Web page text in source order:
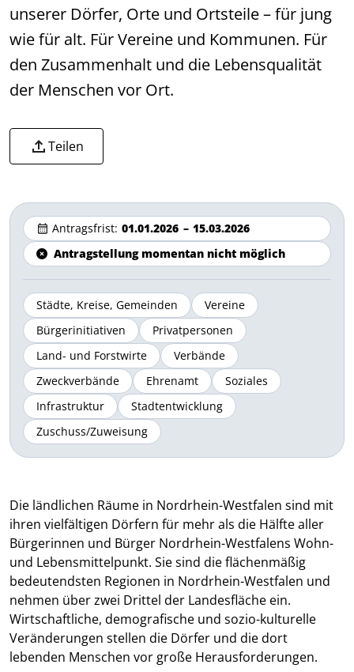
unserer Dörfer, Orte und Ortsteile – für jung
wie für alt. Für Vereine und Kommunen. Für
den Zusammenhalt und die Lebensqualität
der Menschen vor Ort.
Teilen
Antragsfrist: 01.01.2026 – 15.03.2026
Antragstellung momentan nicht möglich
Städte, Kreise, Gemeinden
Vereine
Bürgerinitiativen
Privatpersonen
Land- und Forstwirte
Verbände
Zweckverbände
Ehrenamt
Soziales
Infrastruktur
Stadtentwicklung
Zuschuss/Zuweisung
Die ländlichen Räume in Nordrhein-Westfalen sind mit
ihren vielfältigen Dörfern für mehr als die Hälfte aller
Bürgerinnen und Bürger Nordrhein-Westfalens Wohn-
und Lebensmittelpunkt. Sie sind die flächenmäßig
bedeutendsten Regionen in Nordrhein-Westfalen und
nehmen über zwei Drittel der Landesfläche ein.
Wirtschaftliche, demografische und sozio-kulturelle
Veränderungen stellen die Dörfer und die dort
lebenden Menschen vor große Herausforderungen.